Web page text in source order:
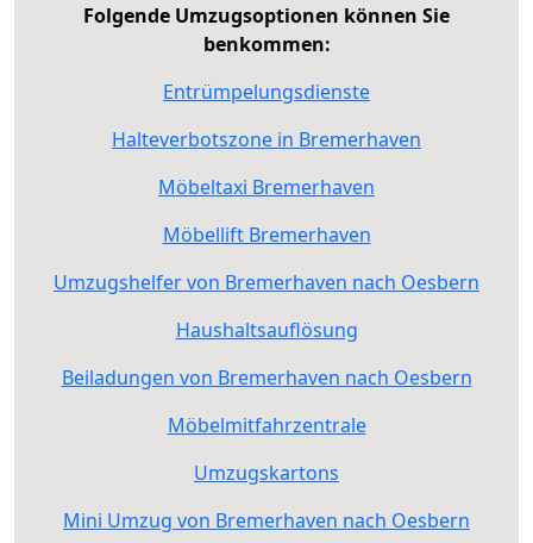
Folgende Umzugsoptionen können Sie
benkommen:
Entrümpelungsdienste
Halteverbotszone in Bremerhaven
Möbeltaxi Bremerhaven
Möbellift Bremerhaven
Umzugshelfer von Bremerhaven nach Oesbern
Haushaltsauflösung
Beiladungen von Bremerhaven nach Oesbern
Möbelmitfahrzentrale
Umzugskartons
Mini Umzug von Bremerhaven nach Oesbern